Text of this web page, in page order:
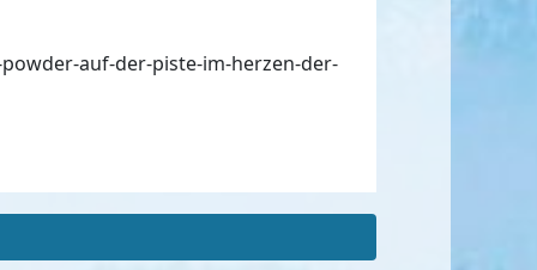
auf-der-piste-im-herzen-der-